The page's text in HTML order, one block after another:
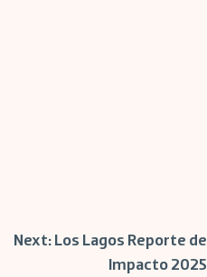
Next: Los Lagos Reporte de
Impacto 2025